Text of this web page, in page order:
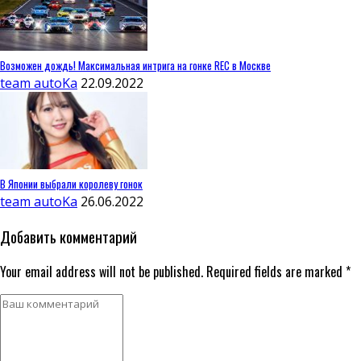
Возможен дождь! Максимальная интрига на гонке REC в Москве
team autoKa 22.09.2022
В Японии выбрали королеву гонок
team autoKa 26.06.2022
Добавить комментарий
Your email address will not be published. Required fields are marked *